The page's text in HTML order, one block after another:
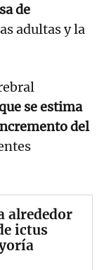
de
adultas y la
se estima
del
alrededor
ictus